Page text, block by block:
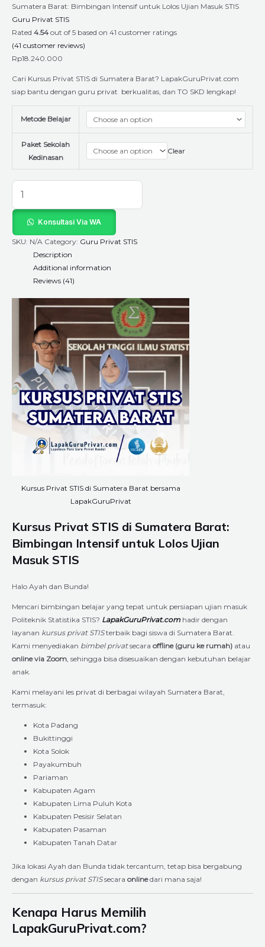
Sumatera Barat: Bimbingan Intensif untuk Lolos Ujian Masuk STIS
Guru Privat STIS
Rated 4.54 out of 5 based on 41 customer ratings
(41 customer reviews)
Rp18.240.000
Cari Kursus Privat STIS di Sumatera Barat? LapakGuruPrivat.com
siap bantu dengan guru privat berkualitas, dan TO SKD lengkap!
Metode Belajar
Paket Sekolah
Kedinasan
Clear
Konsultasi Via WA
SKU: N/A Category: Guru Privat STIS
Description
Additional information
Reviews (41)
Kursus Privat STIS di Sumatera Barat bersama
LapakGuruPrivat
Kursus Privat STIS di Sumatera Barat:
Bimbingan Intensif untuk Lolos Ujian
Masuk STIS
Halo Ayah dan Bunda!
Mencari bimbingan belajar yang tepat untuk persiapan ujian masuk
Politeknik Statistika STIS? LapakGuruPrivat.comhadir dengan
layanan kursus privat STISterbaik bagi siswa di Sumatera Barat.
Kami menyediakan bimbel privatsecara offline (guru ke rumah) atau
online via Zoom , sehingga bisa disesuaikan dengan kebutuhan belajar
anak.
Kami melayani les privat di berbagai wilayah Sumatera Barat,
termasuk:
Kota Padang
Bukittinggi
Kota Solok
Payakumbuh
Pariaman
Kabupaten Agam
Kabupaten Lima Puluh Kota
Kabupaten Pesisir Selatan
Kabupaten Pasaman
Kabupaten Tanah Datar
Jika lokasi Ayah dan Bunda tidak tercantum, tetap bisa bergabung
dengan kursus privat STISsecara onlinedari mana saja!
Kenapa Harus Memilih
LapakGuruPrivat.com?